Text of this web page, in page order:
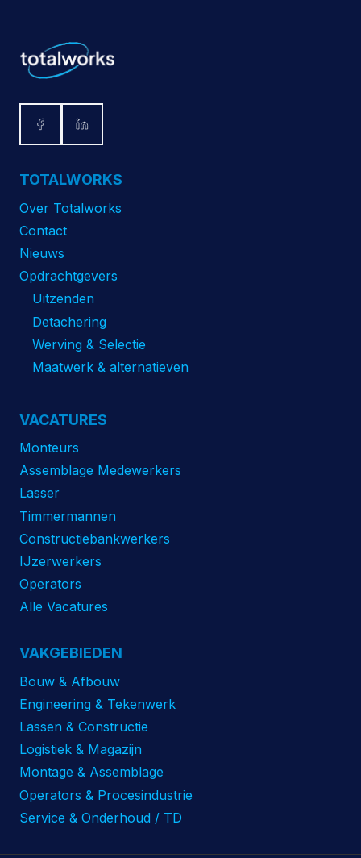
TOTALWORKS
Over Totalworks
Contact
Nieuws
Opdrachtgevers
Uitzenden
Detachering
Werving & Selectie
Maatwerk & alternatieven
VACATURES
Monteurs
Assemblage Medewerkers
Lasser
Timmermannen
Constructiebankwerkers
IJzerwerkers
Operators
Alle Vacatures
VAKGEBIEDEN
Bouw & Afbouw
Engineering & Tekenwerk
Lassen & Constructie
Logistiek & Magazijn
Montage & Assemblage
Operators & Procesindustrie
Service & Onderhoud / TD